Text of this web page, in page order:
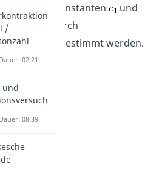
Konstanten
und
können durch
bestimmt werden.
/
02:21
und
08:39